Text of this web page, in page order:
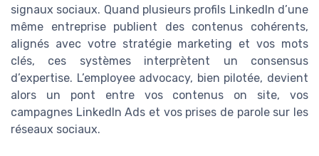
signaux sociaux. Quand plusieurs profils LinkedIn d’une
même entreprise publient des contenus cohérents,
alignés avec votre stratégie marketing et vos mots
clés, ces systèmes interprètent un consensus
d’expertise. L’employee advocacy, bien pilotée, devient
alors un pont entre vos contenus on site, vos
campagnes LinkedIn Ads et vos prises de parole sur les
réseaux sociaux.